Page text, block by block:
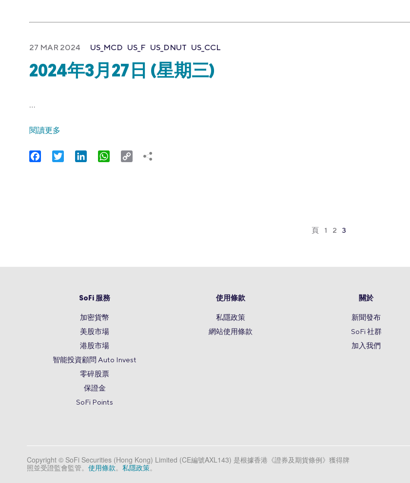
27 MAR 2024 US_MCD US_F US_DNUT US_CCL
2024年3月27日 (星期三)
…
閱讀更多
FacebookTwitter LinkedIn WhatsApp
Copy
頁 1 2 3
SoFi 服務
加密貨幣
美股市場
港股市場
智能投資顧問 Auto Invest
零碎股票
保證金
SoFi Points
使用條款
私隱政策
網站使用條款
關於
新聞發布
SoFi 社群
加入我們
Copyright © SoFi Securities (Hong Kong) Limited (CE編號AXL143) 是根據香港《證券及期貨條例》獲得牌
照並受證監會監管。 使用條款。 私隱政策。